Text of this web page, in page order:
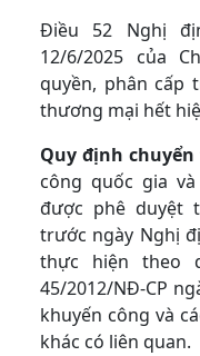
Điều 52 Nghị
12/6/2025 của
quyền, phân cấp
thương mại hết
Quy định chuyển
công quốc gia
được phê duyệt
trước ngày Nghị
thực hiện theo
45/2012/NĐ-CP
khuyến công và
khác có liên quan.